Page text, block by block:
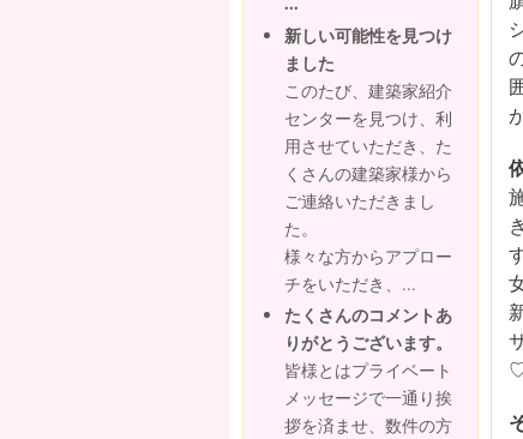
新しい可能性を見つけ
ました
このたび、建築家紹介
センターを見つけ、利
用させていただき、た
くさんの建築家様から
ご連絡いただきまし
た。
様々な方からアプロー
チをいただき、...
たくさんのコメントあ
りがとうございます。
皆様とはプライベート
メッセージで一通り挨
拶を済ませ、数件の方